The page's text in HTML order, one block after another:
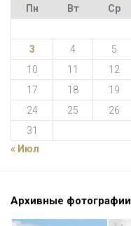
Пн
Вт Ср
3
4 5
10
11 12
17
18 19
24
25 26
31
« Июл
Архивные фотографии